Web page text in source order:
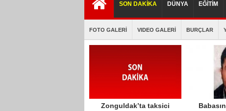
SON DAKİKA DÜNYA EĞİTİM
FOTO GALERİ VIDEO GALERİ BURÇLAR
Zonguldak’ta taksici